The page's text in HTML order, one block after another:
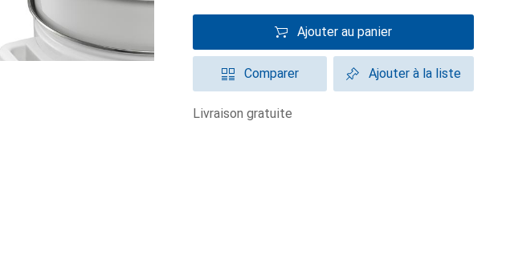
Ajouter au panier
Comparer Ajouter à la liste
livraison gratuite